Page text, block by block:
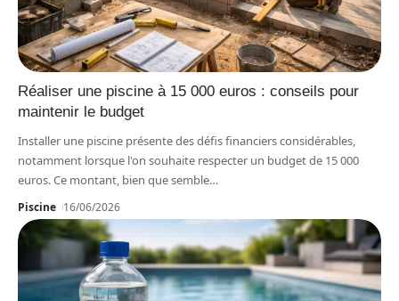
Réaliser une piscine à 15 000 euros : conseils pour
maintenir le budget
Installer une piscine présente des défis financiers considérables,
notamment lorsque l'on souhaite respecter un budget de 15 000
euros. Ce montant, bien que semble…
Piscine 16/06/2026